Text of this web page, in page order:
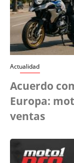
Actualidad
Acuerdo
Europa:
ventas